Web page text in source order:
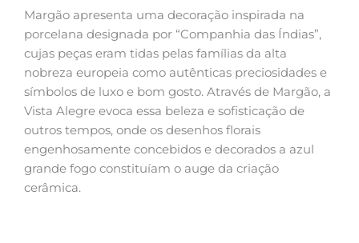
Margão apresenta uma decoração inspirada na
porcelana designada por “Companhia das Índias”,
cujas peças eram tidas pelas famílias da alta
nobreza europeia como autênticas preciosidades e
símbolos de luxo e bom gosto. Através de Margão, a
Vista Alegre evoca essa beleza e sofisticação de
outros tempos, onde os desenhos florais
engenhosamente concebidos e decorados a azul
grande fogo constituíam o auge da criação
cerâmica.